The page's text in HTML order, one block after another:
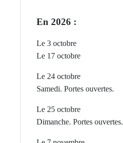
En 2026 :
Le 3 octobre
Le 17 octobre
Le 24 octobre
Samedi. Portes ouvertes.
Le 25 octobre
Dimanche. Portes ouvertes.